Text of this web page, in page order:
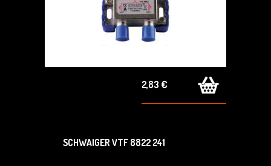
2,83 €
SCHWAIGER VTF 8822 241